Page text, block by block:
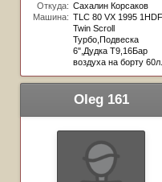
Откуда: Сахалин Корсаков
Машина: TLC 80 VX 1995
Twin Scroll
Турбо,Подвеска
6",Дудка Т9,16Бар
воздуха на борту 60л.
Oleg 161